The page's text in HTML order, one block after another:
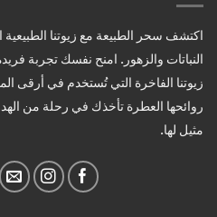
اكتشف سحر الطبيعة مع زيوتنا
النباتات والزهور. امنح نفسك تجربة
زيوتنا الفاخرة التي تُستخدم في أرقى
روائحها العطرة تأخذك في رحلة من
مثيل لها.